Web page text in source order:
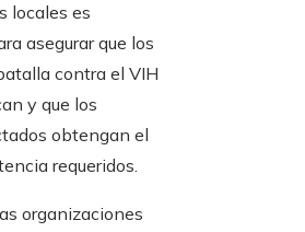
locales es
asegurar que los
contra el VIH
y que los
obtengan el
requeridos.
organizaciones